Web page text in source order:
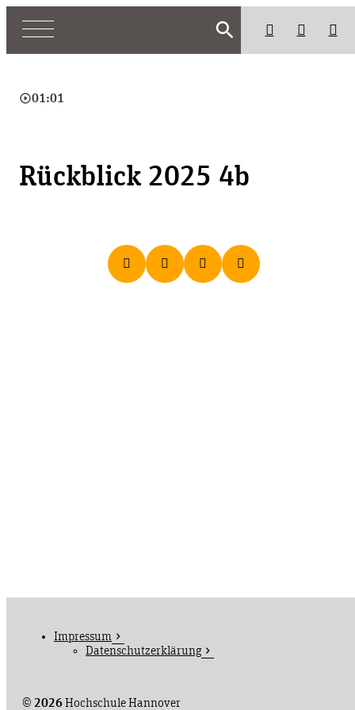
search
play_circle_outline01:01
Rückblick 2025 4b
© 2026Hochschule Hannover
Impressum
Datenschutzerklärung